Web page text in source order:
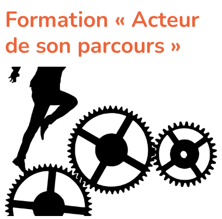
Formation « Acteur
de son parcours »